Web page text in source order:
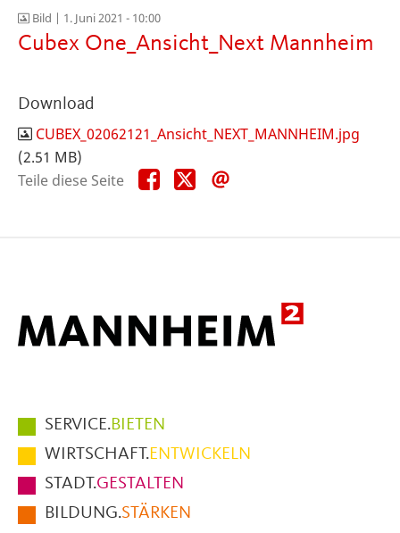
Bild | 1. Juni 2021 - 10:00
Cubex One_Ansicht_Next Mannheim
Download
CUBEX_02062121_Ansicht_NEXT_MANNHEIM.jpg
(2.51 MB)
Teile diese Seite
Teile
diese
Teile
diese
Hauptmenüpunkte
im
Fußbereich
der
Seite
SERVICE.BIETEN
WIRTSCHAFT.ENTWICKELN
STADT.GESTALTEN
BILDUNG.STÄRKEN